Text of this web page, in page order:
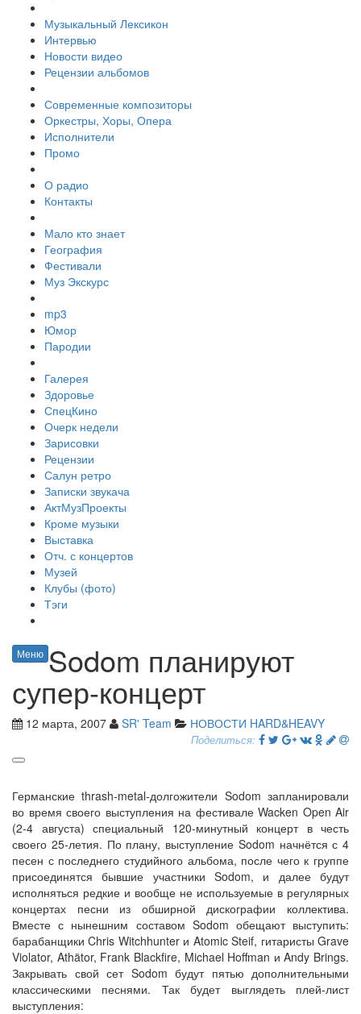
Музыкальный Лексикон
Интервью
Новости видео
Рецензии альбомов
Современные композиторы
Оркестры, Хоры, Опера
Исполнители
Промо
О радио
Контакты
Мало кто знает
География
Фестивали
Муз Экскурс
mp3
Юмор
Пародии
Галерея
Здоровье
СпецКино
Очерк недели
Зарисовки
Рецензии
Салун ретро
Записки звукача
АктМузПроекты
Кроме музыки
Выставка
Отч. с концертов
Музей
Клубы (фото)
Тэги
Меню Sodom планируют
супер-концерт
12 марта, 2007 SR' Team НОВОСТИ HARD&HEAVY
Поделиться:
Германские thrash-metal-долгожители Sodom запланировали
во время своего выступления на фестивале Wacken Open Air
(2-4 августа) специальный 120-минутный концерт в честь
своего 25-летия. По плану, выступление Sodom начнётся с 4
песен с последнего студийного альбома, после чего к группе
присоединятся бывшие участники Sodom, и далее будут
исполняться редкие и вообще не используемые в регулярных
концертах песни из обширной дискографии коллектива.
Вместе с нынешним составом Sodom обещают выступить:
барабанщики Chris Witchhunter и Atomic Steif, гитаристы Grave
Violator, Athätor, Frank Blackfire, Michael Hoffman и Andy Brings.
Закрывать свой сет Sodom будут пятью дополнительными
классическими песнями. Так будет выглядеть плей-лист
выступления: